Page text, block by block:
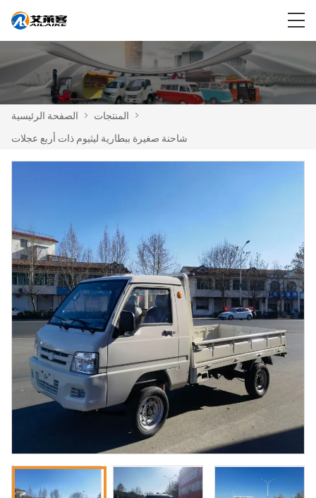
الصفحة الرئيسية > المنتجات >
شاحنة صغيرة ببطارية ليثيوم ذات أربع عجلات